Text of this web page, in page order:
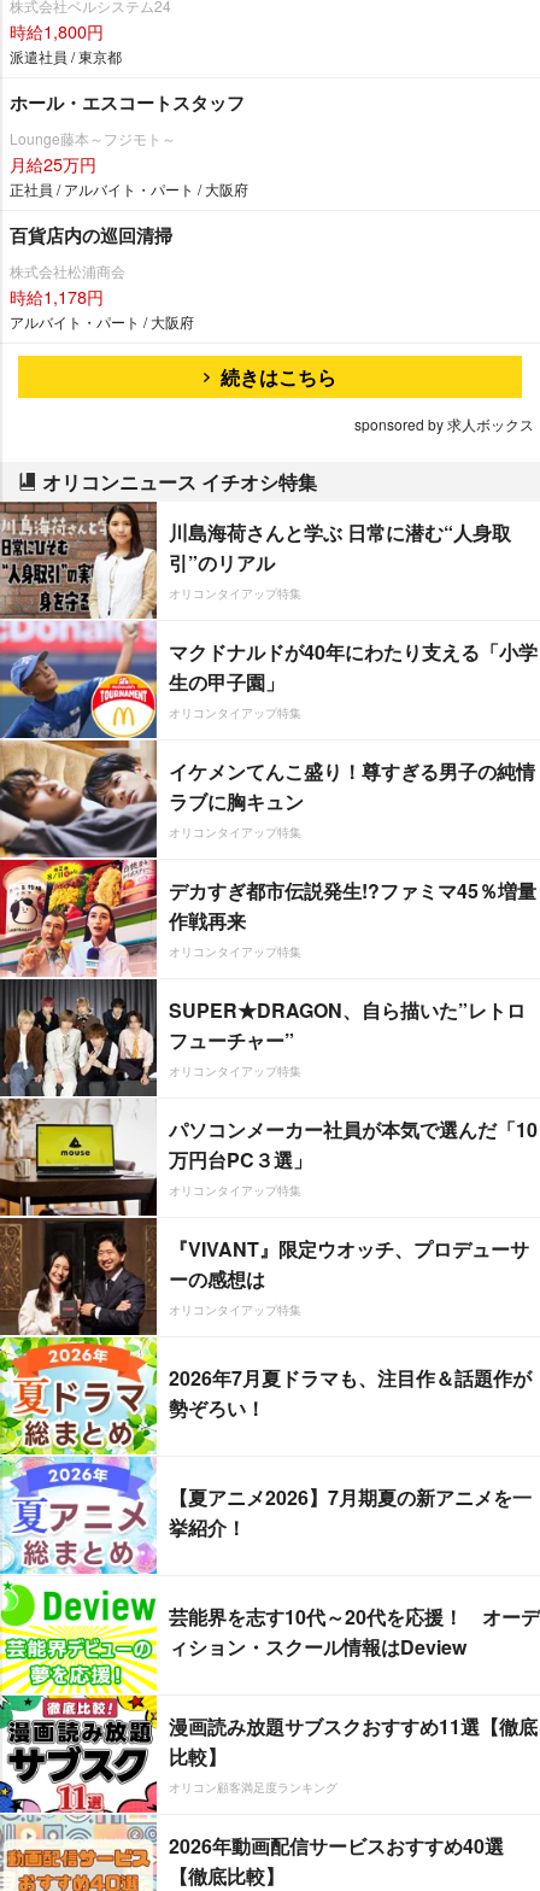
株式会社ベルシステム24
時給1,800円
派遣社員 / 東京都
ホール・エスコートスタッフ
Lounge藤本～フジモト～
月給25万円
正社員 / アルバイト・パート / 大阪府
百貨店内の巡回清掃
株式会社松浦商会
時給1,178円
アルバイト・パート / 大阪府
続きはこちら
sponsored by 求人ボックス
オリコンニュース イチオシ特集
川島海荷さんと学ぶ 日常に潜む“人身取
引”のリアル
オリコンタイアップ特集
マクドナルドが40年にわたり支える「小学
生の甲子園」
オリコンタイアップ特集
イケメンてんこ盛り！尊すぎる男子の純情
ラブに胸キュン
オリコンタイアップ特集
デカすぎ都市伝説発生!?ファミマ45％増量
作戦再来
オリコンタイアップ特集
SUPER★DRAGON、自ら描いた”レトロ
フューチャー”
オリコンタイアップ特集
パソコンメーカー社員が本気で選んだ「10
万円台PC３選」
オリコンタイアップ特集
『VIVANT』限定ウオッチ、プロデューサ
ーの感想は
オリコンタイアップ特集
2026年7月夏ドラマも、注目作＆話題作が
勢ぞろい！
【夏アニメ2026】7月期夏の新アニメを一
挙紹介！
芸能界を志す10代～20代を応援！ オーデ
ィション・スクール情報はDeview
漫画読み放題サブスクおすすめ11選【徹底
比較】
オリコン顧客満足度ランキング
2026年動画配信サービスおすすめ40選
【徹底比較】